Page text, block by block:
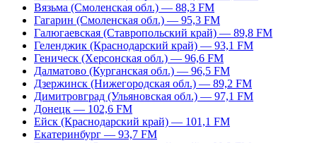
Вязьма (Смоленская обл.) — 88,3 FM
Гагарин (Смоленская обл.) — 95,3 FM
Галюгаевская (Ставропольский край) — 89,8 FM
Геленджик (Краснодарский край) — 93,1 FM
Геническ (Херсонская обл.) — 96,6 FM
Далматово (Курганская обл.) — 96,5 FM
Дзержинск (Нижегородская обл.) — 89,2 FM
Димитровград (Ульяновская обл.) — 97,1 FM
Донецк — 102,6 FM
Ейск (Краснодарский край) — 101,1 FM
Екатеринбург — 93,7 FM